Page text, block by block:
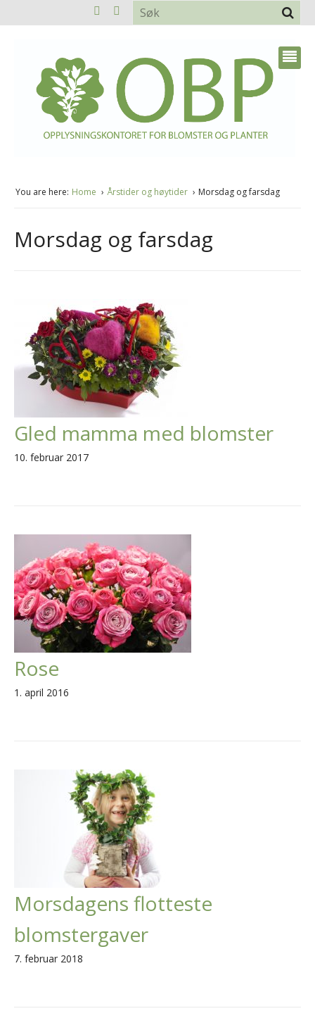
You are here: Home Årstider og høytider Morsdag og farsdag
Morsdag og farsdag
Gled mamma med blomster
10. februar 2017
Rose
1. april 2016
Morsdagens flotteste
blomstergaver
7. februar 2018